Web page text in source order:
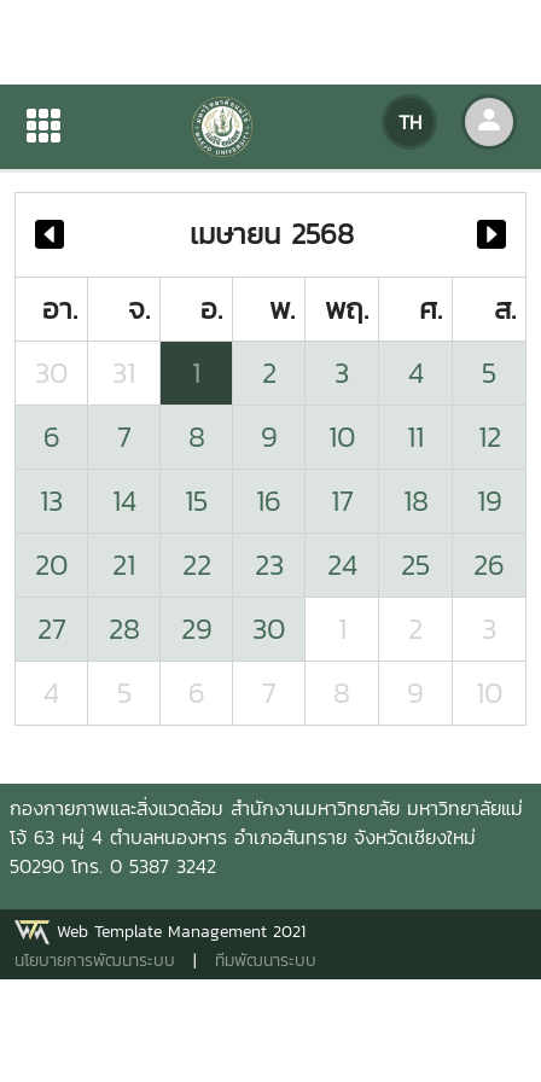
TH
ปฏิทินกิจกรรมของหน่วยงาน
ปฏิทินกิจกรรมของหน่วยงาน
เมษายน 2568
อา.
จ. อ. พ. พฤ. ศ.
ส.
30
31 1 2 3 4
5
6
7 8 9 10 11
12
13
14 15 16 17 18
19
20
21 22 23 24 25
26
27
28 29 30 1 2
3
4
5 6 7 8 9 10
กองกายภาพและสิ่งแวดล้อม สำนักงานมหาวิทยาลัย มหาวิทยาลัยแม่
โจ้ 63 หมู่ 4 ตำบลหนองหาร อำเภอสันทราย จังหวัดเชียงใหม่
50290 โทร. 0 5387 3242
Web Template Management 2021
นโยบายการพัฒนาระบบ | ทีมพัฒนาระบบ